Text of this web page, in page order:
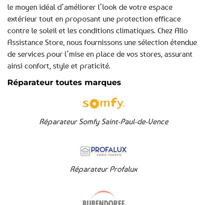
le moyen idéal d’améliorer l’look de votre espace
extérieur tout en proposant une protection efficace
contre le soleil et les conditions climatiques. Chez Allo
Assistance Store, nous fournissons une sélection étendue
de services pour l’mise en place de vos stores, assurant
ainsi confort, style et praticité.
Réparateur toutes marques
Réparateur Somfy Saint-Paul-de-Vence
Réparateur Profalux